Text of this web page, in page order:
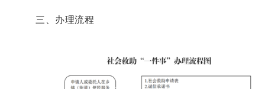
三、办理流程